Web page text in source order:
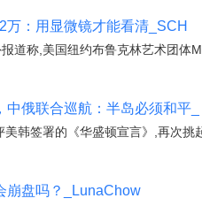
万：用显微镜才能看清_SCH
道称,美国纽约布鲁克林艺术团体
俄联合巡航：半岛必须和平_
韩签署的《华盛顿宣言》,再次
崩盘吗？_LunaChow